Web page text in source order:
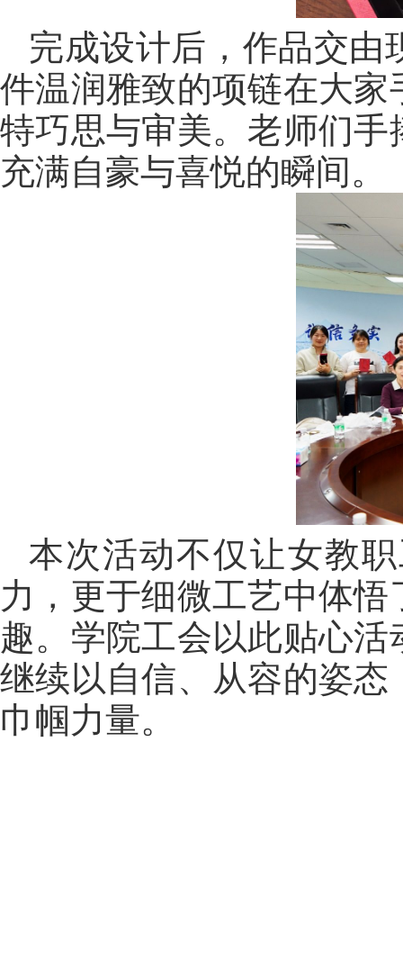
完成设计后，作品交由
件温润雅致的项链在大
特巧思与审美。老师们
充满自豪与喜悦的瞬间。
本次活动不仅让女教
力，更于细微工艺中体
趣。学院工会以此贴心
继续以自信、从容的姿
巾帼力量。